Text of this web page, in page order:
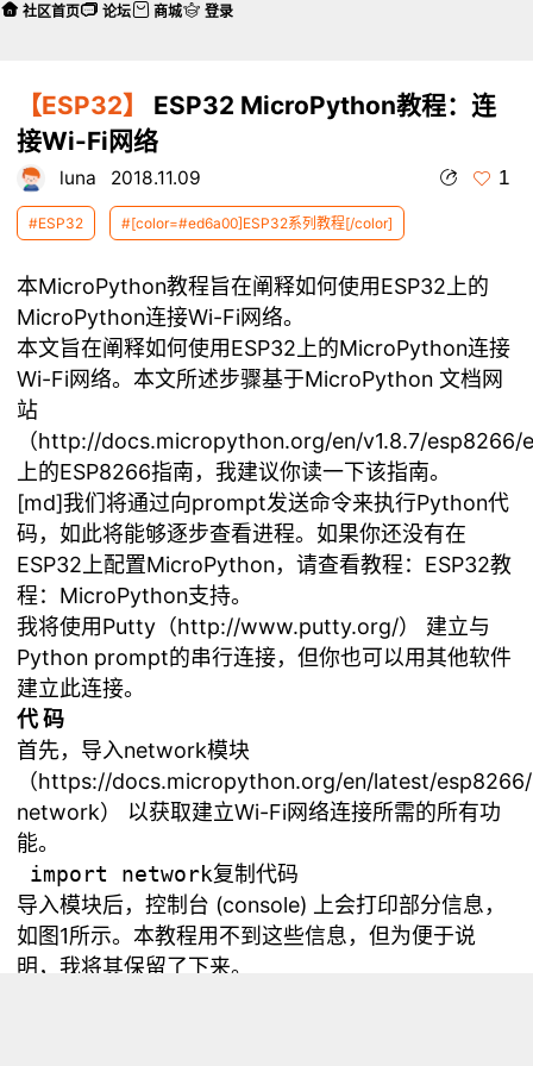
【ESP32】
ESP32 MicroPython教程：连
接Wi-Fi网络
luna 2018.11.09 1
#ESP32 #[color=#ed6a00]ESP32系列教程[/color]
本MicroPython教程旨在阐释如何使用ESP32上的
MicroPython连接Wi-Fi网络。
本文旨在阐释如何使用ESP32上的MicroPython连接
Wi-Fi网络。本文所述步骤基于MicroPython 文档网
站
（http://docs.micropython.org/en/v1.8.7/
上的ESP8266指南，我建议你读一下该指南。
[md]我们将通过向prompt发送命令来执行Python代
码，如此将能够逐步查看进程。如果你还没有在
ESP32上配置MicroPython，请查看教程： ESP32教
程：MicroPython支持。
我将使用Putty（http://www.putty.org/） 建立与
Python prompt的串行连接，但你也可以用其他软件
建立此连接。
代 码
首先，导入network模块
（https://docs.micropython.org/en/latest/
network） 以获取建立Wi-Fi网络连接所需的所有功
能。
导入模块后，控制台 (console) 上会打印部分信息，
如图1所示。本教程用不到这些信息，但为便于说
明，我将其保留了下来。
社区首页 论坛 商城 登录